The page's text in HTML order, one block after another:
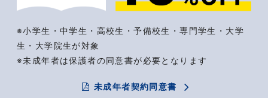
※小学生・中学生・高校生・予備校生・専門学生・大学
生・大学院生が対象
※未成年者は保護者の同意書が必要となります
未成年者契約同意書